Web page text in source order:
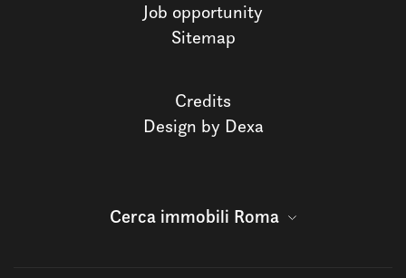
Job opportunity
Sitemap
Credits
Design by Dexa
Cerca immobili Roma